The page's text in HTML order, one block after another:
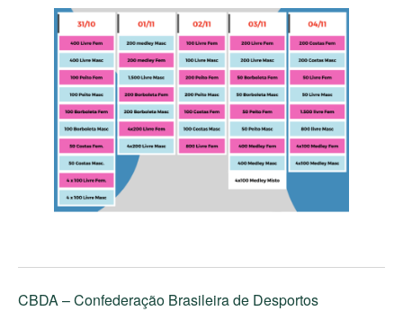
CBDA – Confederação Brasileira de Desportos